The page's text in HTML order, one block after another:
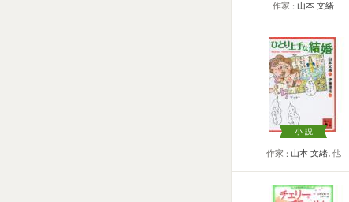
作家 山本 文緒
小説
作家 山本 文緒､他